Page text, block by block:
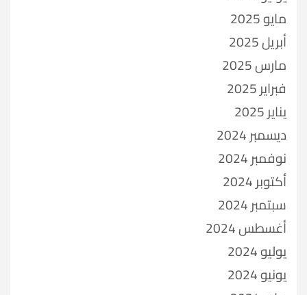
مايو 2025
أبريل 2025
مارس 2025
فبراير 2025
يناير 2025
ديسمبر 2024
نوفمبر 2024
أكتوبر 2024
سبتمبر 2024
أغسطس 2024
يوليو 2024
يونيو 2024